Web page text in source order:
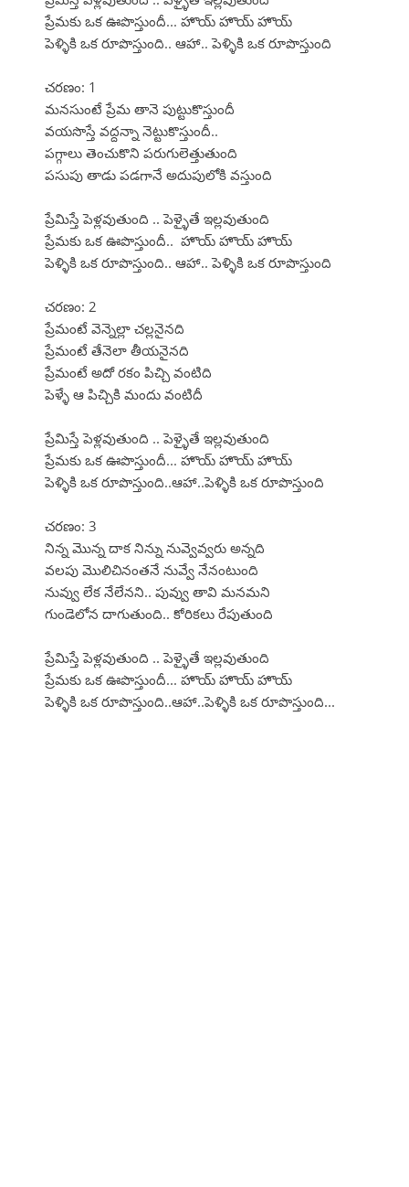
ప్రేమకు ఒక ఊపొస్తుందీ... హొయ్ హొయ్ హొయ్
పెళ్ళికి ఒక రూపొస్తుంది.. ఆహా.. పెళ్ళికి ఒక రూపొస్తుంది
చరణం: 1
మనసుంటే ప్రేమ తానె పుట్టుకొస్తుందీ
వయసొస్తే వద్దన్నా నెట్టుకొస్తుందీ..
పగ్గాలు తెంచుకొని పరుగులెత్తుతుంది
పసుపు తాడు పడగానే అదుపులోకి వస్తుంది
ప్రేమిస్తే పెళ్లవుతుంది .. పెళ్ళైతే ఇల్లవుతుంది
ప్రేమకు ఒక ఊపొస్తుందీ.. హొయ్ హొయ్ హొయ్
పెళ్ళికి ఒక రూపొస్తుంది.. ఆహా.. పెళ్ళికి ఒక రూపొస్తుంది
చరణం: 2
ప్రేమంటే వెన్నెల్లా చల్లనైనది
ప్రేమంటే తేనెలా తీయనైనది
ప్రేమంటే అదో రకం పిచ్చి వంటిది
పెళ్ళే ఆ పిచ్చికి మందు వంటిదీ
ప్రేమిస్తే పెళ్లవుతుంది .. పెళ్ళైతే ఇల్లవుతుంది
ప్రేమకు ఒక ఊపొస్తుందీ... హొయ్ హొయ్ హొయ్
పెళ్ళికి ఒక రూపొస్తుంది..ఆహా..పెళ్ళికి ఒక రూపొస్తుంది
చరణం: 3
నిన్న మొన్న దాక నిన్ను నువ్వెవ్వరు అన్నది
వలపు మొలిచినంతనే నువ్వే నేనంటుంది
నువ్వు లేక నేలేనని.. పువ్వు తావి మనమని
గుండెలోన దాగుతుంది.. కోరికలు రేపుతుంది
ప్రేమిస్తే పెళ్లవుతుంది .. పెళ్ళైతే ఇల్లవుతుంది
ప్రేమకు ఒక ఊపొస్తుందీ... హొయ్ హొయ్ హొయ్
పెళ్ళికి ఒక రూపొస్తుంది..ఆహా..పెళ్ళికి ఒక రూపొస్తుంది...